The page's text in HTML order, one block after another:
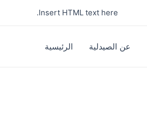
Insert HTML text here.
عن الصيدلية الرئيسية